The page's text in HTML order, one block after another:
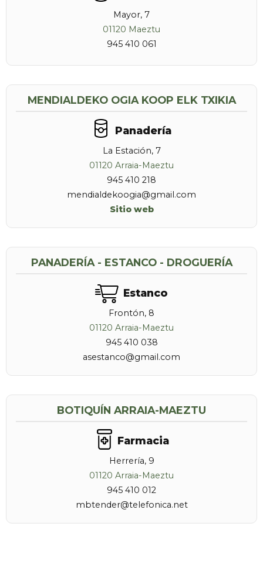
Mayor, 7
01120 Maeztu
945 410 061
MENDIALDEKO OGIA KOOP ELK TXIKIA
Panadería
La Estación, 7
01120 Arraia-Maeztu
945 410 218
mendialdekoogia@gmail.com
Sitio web
PANADERÍA - ESTANCO - DROGUERÍA
Estanco
Frontón, 8
01120 Arraia-Maeztu
945 410 038
asestanco@gmail.com
BOTIQUÍN ARRAIA-MAEZTU
Farmacia
Herrería, 9
01120 Arraia-Maeztu
945 410 012
mbtender@telefonica.net